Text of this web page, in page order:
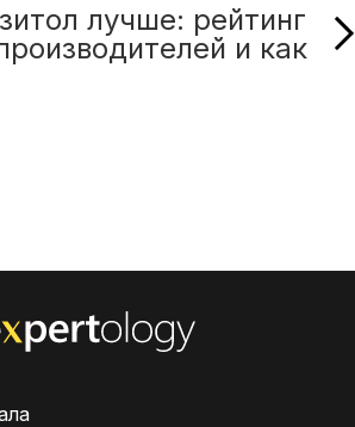
лучше: рейтинг
и как